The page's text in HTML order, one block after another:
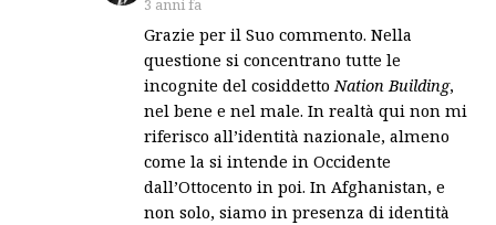
3 anni fa
Grazie per il Suo commento. Nella
questione si concentrano tutte le
incognite del cosiddettoNation Building,
nel bene e nel male. In realtà qui non mi
riferisco all’identità nazionale, almeno
come la si intende in Occidente
dall’Ottocento in poi. In Afghanistan, e
non solo, siamo in presenza di identità